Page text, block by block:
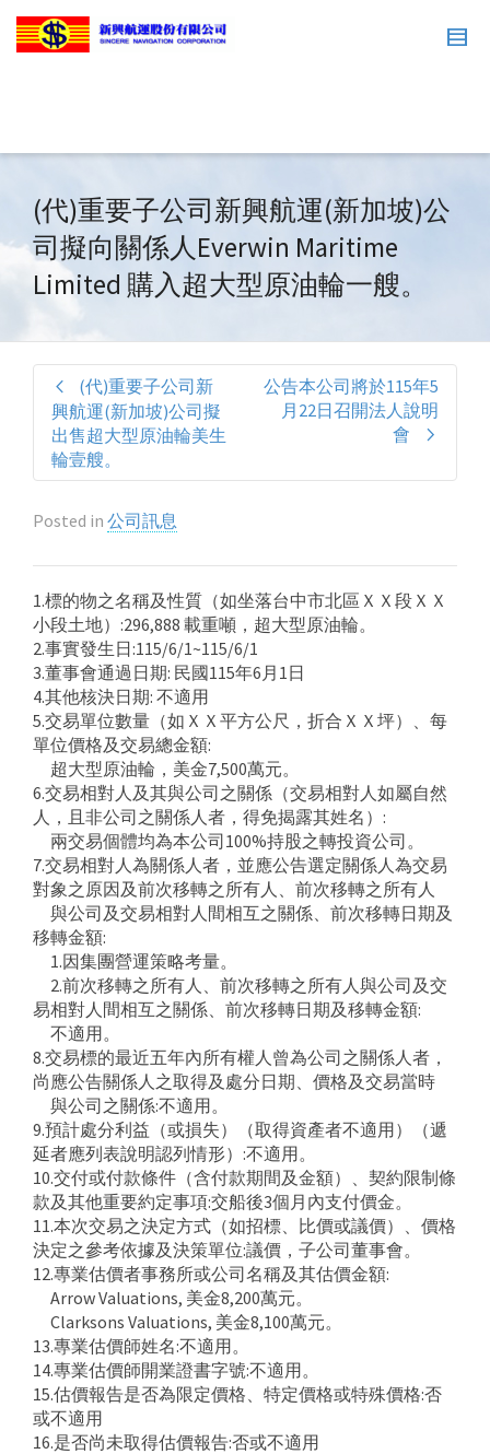
(代)重要子公司新興航運(新加坡)公
司擬向關係人Everwin Maritime
Limited 購入超大型原油輪一艘。
(代)重要子公司新
興航運(新加坡)公司擬
出售超大型原油輪美生
輪壹艘。
公告本公司將於115年5
月22日召開法人說明
會
Posted in 公司訊息
1.標的物之名稱及性質（如坐落台中市北區ＸＸ段ＸＸ
小段土地）:296,888 載重噸，超大型原油輪。
2.事實發生日:115/6/1~115/6/1
3.董事會通過日期: 民國115年6月1日
4.其他核決日期: 不適用
5.交易單位數量（如ＸＸ平方公尺，折合ＸＸ坪）、每
單位價格及交易總金額:
超大型原油輪，美金7,500萬元。
6.交易相對人及其與公司之關係（交易相對人如屬自然
人，且非公司之關係人者，得免揭露其姓名）:
兩交易個體均為本公司100%持股之轉投資公司。
7.交易相對人為關係人者，並應公告選定關係人為交易
對象之原因及前次移轉之所有人、前次移轉之所有人
與公司及交易相對人間相互之關係、前次移轉日期及
移轉金額:
1.因集團營運策略考量。
2.前次移轉之所有人、前次移轉之所有人與公司及交
易相對人間相互之關係、前次移轉日期及移轉金額:
不適用。
8.交易標的最近五年內所有權人曾為公司之關係人者，
尚應公告關係人之取得及處分日期、價格及交易當時
與公司之關係:不適用。
9.預計處分利益（或損失）（取得資產者不適用）（遞
延者應列表說明認列情形）:不適用。
10.交付或付款條件（含付款期間及金額）、契約限制條
款及其他重要約定事項:交船後3個月內支付價金。
11.本次交易之決定方式（如招標、比價或議價）、價格
決定之參考依據及決策單位:議價，子公司董事會。
12.專業估價者事務所或公司名稱及其估價金額:
Arrow Valuations, 美金8,200萬元。
Clarksons Valuations, 美金8,100萬元。
13.專業估價師姓名:不適用。
14.專業估價師開業證書字號:不適用。
15.估價報告是否為限定價格、特定價格或特殊價格:否
或不適用
16.是否尚未取得估價報告:否或不適用